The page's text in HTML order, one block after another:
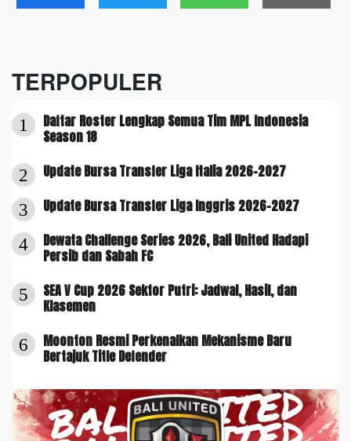
TERPOPULER
1
Daftar Roster Lengkap Semua Tim MPL Indonesia
Season 18
2 Update Bursa Transfer Liga Italia 2026-2027
3 Update Bursa Transfer Liga Inggris 2026-2027
4
Dewata Challenge Series 2026, Bali United Hadapi
Persib dan Sabah FC
5
SEA V Cup 2026 Sektor Putri: Jadwal, Hasil, dan
Klasemen
6
Moonton Resmi Perkenalkan Mekanisme Baru
Bertajuk Title Defender